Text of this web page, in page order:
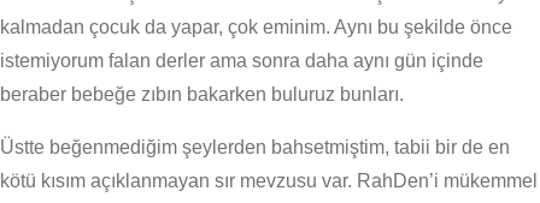
kalmadan çocuk da yapar, çok eminim. Aynı bu şekilde önce
istemiyorum falan derler ama sonra daha aynı gün içinde
beraber bebeğe zıbın bakarken buluruz bunları.
Üstte beğenmediğim şeylerden bahsetmiştim, tabii bir de en
kötü kısım açıklanmayan sır mevzusu var. RahDen’i mükemmel